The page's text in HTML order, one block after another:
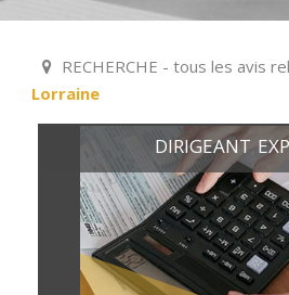
RECHERCHE - tous les avis
Lorraine
DIRIGEANT,